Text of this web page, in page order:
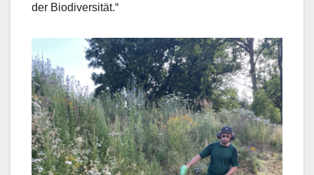
der Biodiversität.“